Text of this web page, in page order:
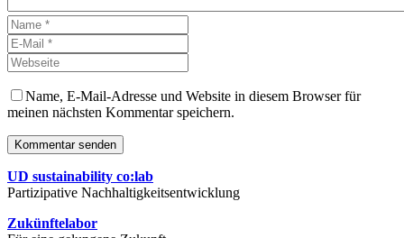
Name, E-Mail-Adresse und Website in diesem Browser für
meinen nächsten Kommentar speichern.
Kommentar senden
UD sustainability co:lab
Partizipative Nachhaltigkeitsentwicklung
Zukünftelabor